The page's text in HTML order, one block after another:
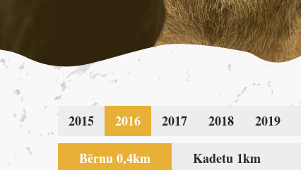
2015 2016 2017 2018 2019
Bērnu 0,4km Kadetu 1km